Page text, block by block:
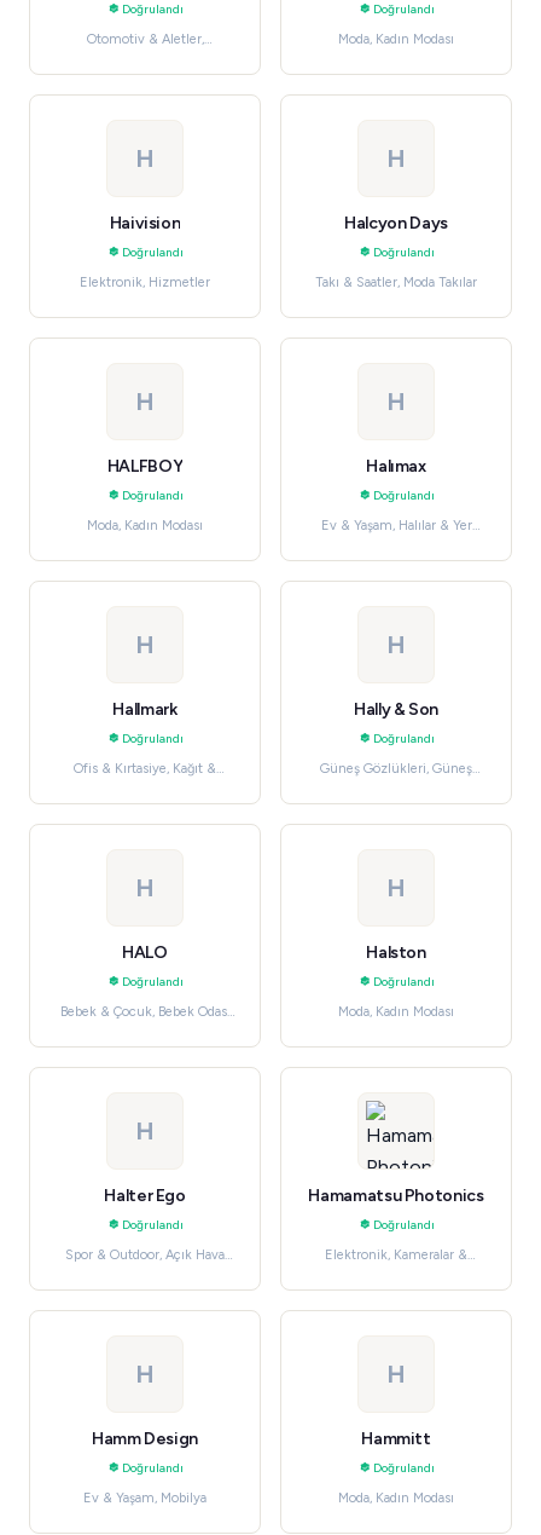
Doğrulandı
Otomotiv & Aletler,
Doğrulandı
Moda, Kadın Modası
H
Haivision
Doğrulandı
Elektronik, Hizmetler
H
Halcyon Days
Doğrulandı
Takı & Saatler, Moda Takılar
H
HALFBOY
Doğrulandı
Moda, Kadın Modası
H
Halımax
Doğrulandı
Ev & Yaşam, Halılar & Yer
H
Hallmark
Doğrulandı
Ofis & Kırtasiye, Kağıt &
H
Hally & Son
Doğrulandı
Güneş Gözlükleri, Güneş
H
HALO
Doğrulandı
Bebek & Çocuk, Bebek Odası
H
Halston
Doğrulandı
Moda, Kadın Modası
H
Halter Ego
Doğrulandı
Spor & Outdoor, Açık Hava
Hamamatsu Photonics
Doğrulandı
Elektronik, Kameralar &
H
Hamm Design
Doğrulandı
Ev & Yaşam, Mobilya
H
Hammitt
Doğrulandı
Moda, Kadın Modası